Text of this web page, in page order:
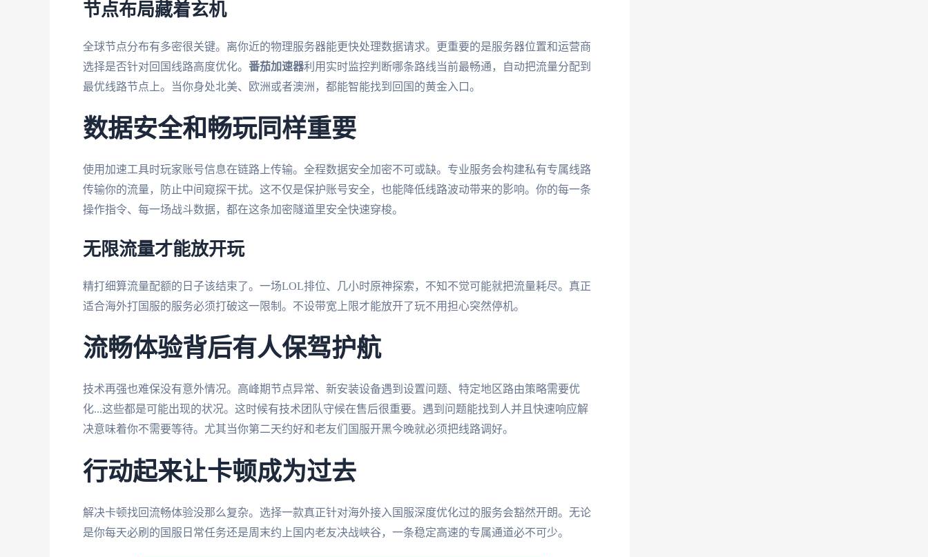
节点布局藏着玄机
全球节点分布有多密很关键。离你近的物理服务器能更快处理数据请求。更重要的是服务器位置和运营商
选择是否针对回国线路高度优化。 番茄加速器利用实时监控判断哪条路线当前最畅通，自动把流量分配到
最优线路节点上。当你身处北美、欧洲或者澳洲，都能智能找到回国的黄金入口。
数据安全和畅玩同样重要
使用加速工具时玩家账号信息在链路上传输。全程数据安全加密不可或缺。专业服务会构建私有专属线路
传输你的流量，防止中间窥探干扰。这不仅是保护账号安全，也能降低线路波动带来的影响。你的每一条
操作指令、每一场战斗数据，都在这条加密隧道里安全快速穿梭。
无限流量才能放开玩
精打细算流量配额的日子该结束了。一场LOL排位、几小时原神探索，不知不觉可能就把流量耗尽。真正
适合海外打国服的服务必须打破这一限制。不设带宽上限才能放开了玩不用担心突然停机。
流畅体验背后有人保驾护航
技术再强也难保没有意外情况。高峰期节点异常、新安装设备遇到设置问题、特定地区路由策略需要优
化...这些都是可能出现的状况。这时候有技术团队守候在售后很重要。遇到问题能找到人并且快速响应解
决意味着你不需要等待。尤其当你第二天约好和老友们国服开黑今晚就必须把线路调好。
行动起来让卡顿成为过去
解决卡顿找回流畅体验没那么复杂。选择一款真正针对海外接入国服深度优化过的服务会豁然开朗。无论
是你每天必刷的国服日常任务还是周末约上国内老友决战峡谷，一条稳定高速的专属通道必不可少。